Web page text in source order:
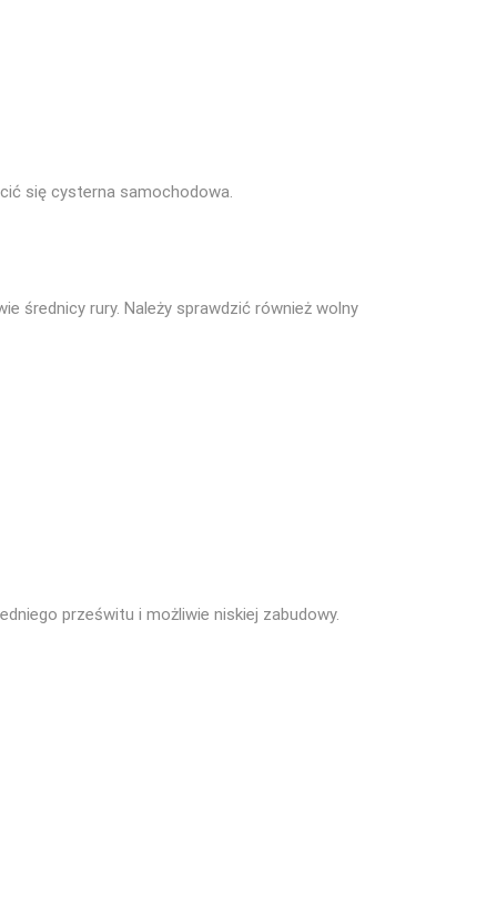
się cysterna samochodowa.
średnicy rury. Należy sprawdzić również wolny
prześwitu i możliwie niskiej zabudowy.